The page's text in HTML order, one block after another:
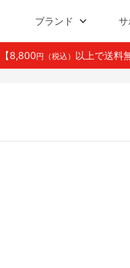
ブランド サ
【8,800 円（税込） 以上で送料